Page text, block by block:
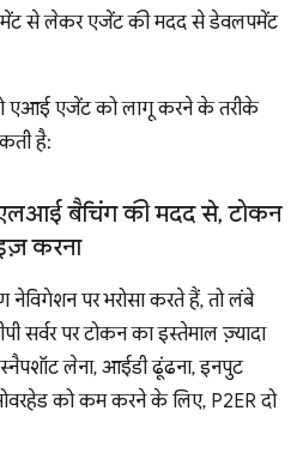
से लेकर एजेंट की मदद से डेवलपमेंट
को एआई एजेंट को लागू करने के तरीके
है:
बैचिंग की मदद से, टोकन
करना
पर भरोसा करते हैं, तो लंबे
सर्वर पर टोकन का इस्तेमाल ज़्यादा
लेना, आईडी ढूंढना, इनपुट
को कम करने के लिए, P2ER दो